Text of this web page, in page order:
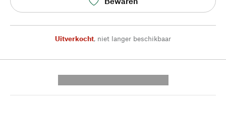
Uitverkocht, niet langer beschikbaar